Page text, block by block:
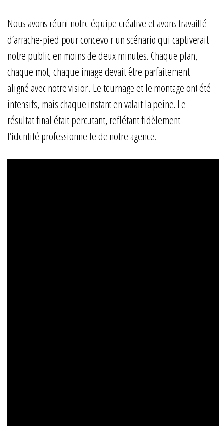
Nous avons réuni notre équipe créative et avons travaillé
d’arrache-pied pour concevoir un scénario qui captiverait
notre public en moins de deux minutes. Chaque plan,
chaque mot, chaque image devait être parfaitement
aligné avec notre vision. Le tournage et le montage ont été
intensifs, mais chaque instant en valait la peine. Le
résultat final était percutant, reflétant fidèlement
l’identité professionnelle de notre agence.